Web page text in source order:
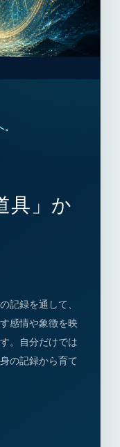
具」か
記録を通して、
感情や象徴を映
。自分だけでは
の記録から育て